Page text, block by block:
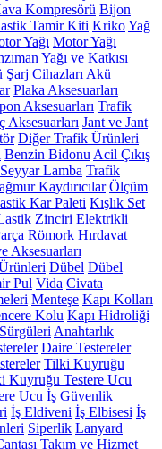
Kompresörü Bijon
Tamir Kiti KrikoYağ
Yağı Motor Yağı
Yağı ve Katkısı
Şarj Cihazları Akü
Plaka Aksesuarları
Aksesuarları Trafik
Aksesuarları Jant ve Jant
Diğer Trafik Ürünleri
Benzin Bidonu Acil Çıkış
Seyyar Lamba Trafik
Kaydırıcılar Ölçüm
Kar Paleti Kışlık Set
Zinciri Elektrikli
Römork Hırdavat
Aksesuarları
Dübel Dübel
Pul Vida Civata
Menteşe Kapı Kolları
Kolu Kapı Hidroliği
Anahtarlık
Daire Testereler
Tilki Kuyruğu
Kuyruğu Testere Ucu
Ucu İş Güvenlik
İş Eldiveni İş Elbisesi İş
Siperlik Lanyard
Takım ve Hizmet